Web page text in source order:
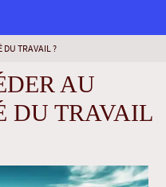
DU TRAVAIL ?
AU
DU TRAVAIL